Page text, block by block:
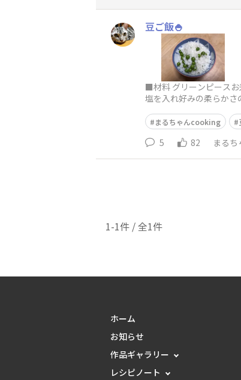
豆ご飯🍚
■材料 グリーンピース
塩を入れ好みの柔らか
まるちゃんcooking
5 82 まるち
1-1件 / 全1件
ホーム
お知らせ
作品ギャラリー
レシピノート